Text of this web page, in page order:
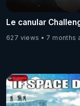
Le canular
627 views 7 months